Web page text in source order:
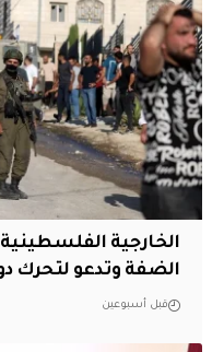
الخارجية
الضفة وتدعو لتحرك
قبل أسبوعين